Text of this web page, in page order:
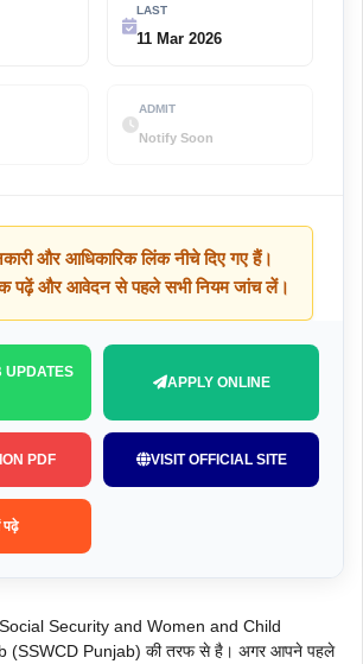
LAST
11 Mar 2026
ADMIT
Notify Soon
और आधिकारिक लिंक नीचे दिए गए हैं।
पढ़ें और आवेदन से पहले सभी नियम जांच लें।
UPDATES
APPLY ONLINE
PDF VISIT OFFICIAL SITE
पढ़े
Social Security and Women and Child
(SSWCD Punjab) की तरफ से है। अगर आपने पहले